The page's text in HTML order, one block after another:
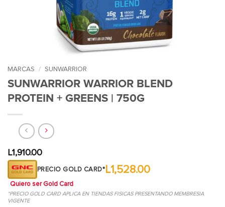
MARCAS / SUNWARRIOR
SUNWARRIOR WARRIOR BLEND
PROTEIN + GREENS | 750G
L1,910.00
PRECIO GOLD CARD*L1,528.00
Quiero ser Gold Card
*PRECIO GOLD CARD APLICA EN TIENDAS FISICAS PRESENTANDO MEMBRESIA
VIGENTE